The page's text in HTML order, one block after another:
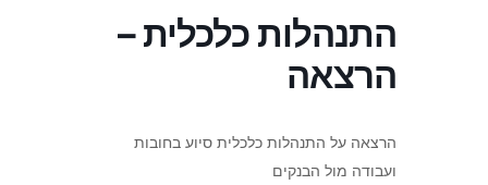
התנהלות כלכלית –
הרצאה
הרצאה על התנהלות כלכלית סיוע בחובות
ועבודה מול הבנקים